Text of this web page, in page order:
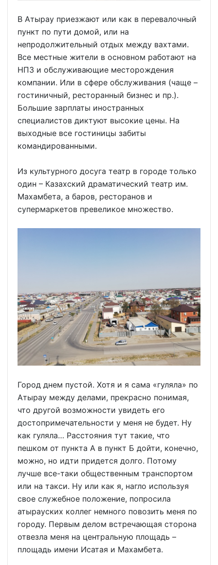
В Атырау приезжают или как в перевалочный
пункт по пути домой, или на
непродолжительный отдых между вахтами.
Все местные жители в основном работают на
НПЗ и обслуживающие месторождения
компании. Или в сфере обслуживания (чаще –
гостиничный, ресторанный бизнес и пр.).
Большие зарплаты иностранных
специалистов диктуют высокие цены. На
выходные все гостиницы забиты
командированными.
Из культурного досуга театр в городе только
один – Казахский драматический театр им.
Махамбета, а баров, ресторанов и
супермаркетов превеликое множество.
Город днем пустой. Хотя и я сама «гуляла» по
Атырау между делами, прекрасно понимая,
что другой возможности увидеть его
достопримечательности у меня не будет. Ну
как гуляла… Расстояния тут такие, что
пешком от пункта А в пункт Б дойти, конечно,
можно, но идти придется долго. Потому
лучше все-таки общественным транспортом
или на такси. Ну или как я, нагло используя
свое служебное положение, попросила
атырауских коллег немного повозить меня по
городу. Первым делом встречающая сторона
отвезла меня на центральную площадь –
площадь имени Исатая и Махамбета.